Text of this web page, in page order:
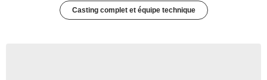
Casting complet et équipe technique